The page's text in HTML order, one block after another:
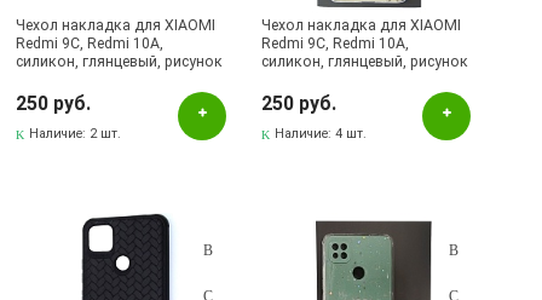
Чехол накладка для XIAOMI
Redmi 9C, Redmi 10A,
силикон, глянцевый, рисунок
250 руб.
Наличие: 2 шт.
Чехол накладка для XIAOMI
Redmi 9C, Redmi 10A,
силикон, глянцевый, рисунок
250 руб.
Наличие:4 шт.